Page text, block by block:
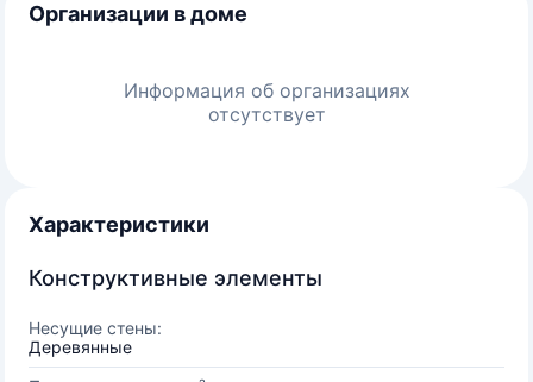
Организации в доме
Информация об организациях
отсутствует
Характеристики
Конструктивные элементы
Несущие стены:
Деревянные